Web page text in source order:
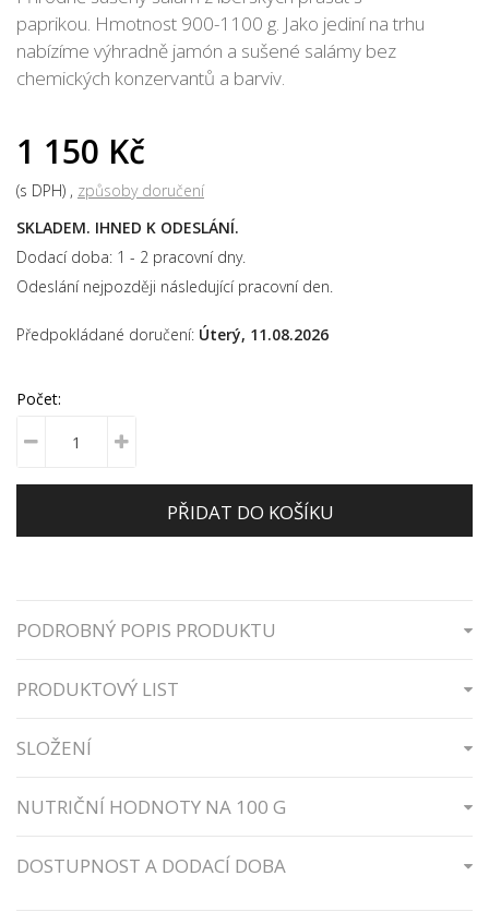
paprikou. Hmotnost 900-1100 g. Jako jediní na trhu
nabízíme výhradně jamón a sušené salámy bez
chemických konzervantů a barviv.
1 150 Kč
(s DPH)
způsoby doručení
SKLADEM. IHNED K ODESLÁNÍ.
Dodací doba: 1 - 2 pracovní dny.
Odeslání nejpozději následující pracovní den.
Předpokládané doručení: Úterý, 11.08.2026
Počet:
PŘIDAT DO KOŠÍKU
PODROBNÝ POPIS PRODUKTU
PRODUKTOVÝ LIST
SLOŽENÍ
NUTRIČNÍ HODNOTY NA 100 G
DOSTUPNOST A DODACÍ DOBA